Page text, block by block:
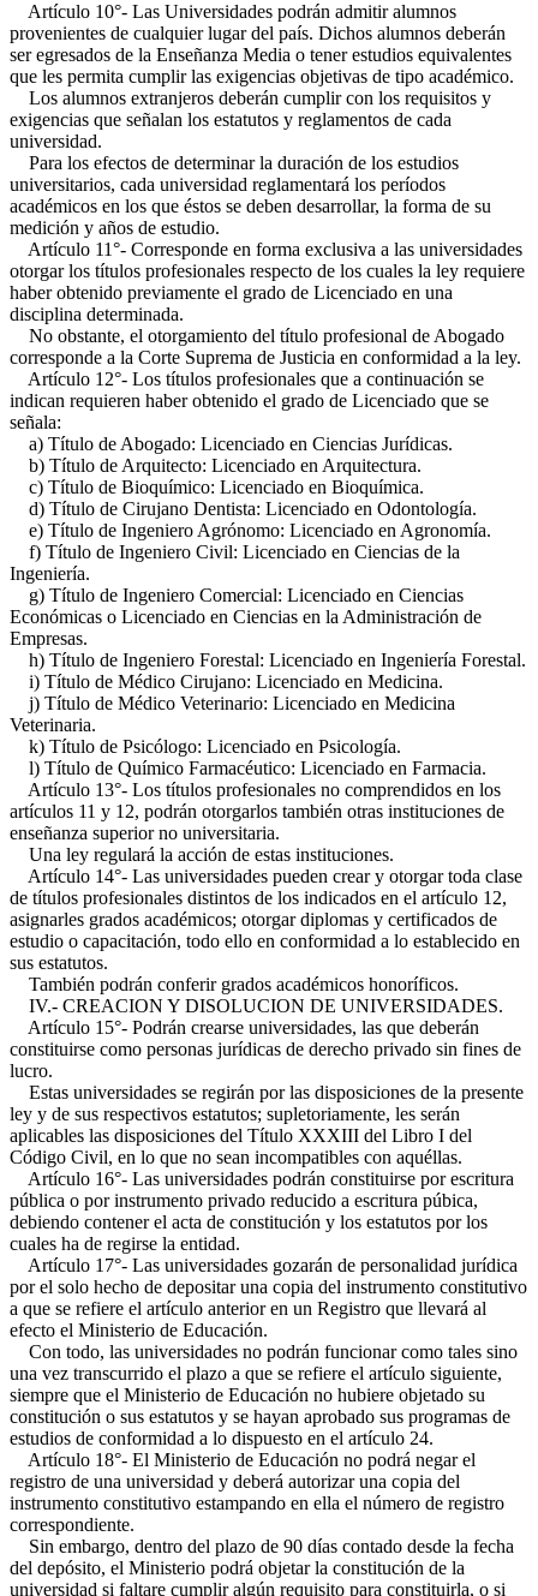
Artículo 10°- Las Universidades podrán admitir alumnos
provenientes de cualquier lugar del país. Dichos alumnos deberán
ser egresados de la Enseñanza Media o tener estudios equivalentes
que les permita cumplir las exigencias objetivas de tipo académico.
Los alumnos extranjeros deberán cumplir con los requisitos y
exigencias que señalan los estatutos y reglamentos de cada
universidad.
Para los efectos de determinar la duración de los estudios
universitarios, cada universidad reglamentará los períodos
académicos en los que éstos se deben desarrollar, la forma de su
medición y años de estudio.
Artículo 11°- Corresponde en forma exclusiva a las universidades
otorgar los títulos profesionales respecto de los cuales la ley requiere
haber obtenido previamente el grado de Licenciado en una
disciplina determinada.
No obstante, el otorgamiento del título profesional de Abogado
corresponde a la Corte Suprema de Justicia en conformidad a la ley.
Artículo 12°- Los títulos profesionales que a continuación se
indican requieren haber obtenido el grado de Licenciado que se
señala:
a) Título de Abogado: Licenciado en Ciencias Jurídicas.
b) Título de Arquitecto: Licenciado en Arquitectura.
c) Título de Bioquímico: Licenciado en Bioquímica.
d) Título de Cirujano Dentista: Licenciado en Odontología.
e) Título de Ingeniero Agrónomo: Licenciado en Agronomía.
f) Título de Ingeniero Civil: Licenciado en Ciencias de la
Ingeniería.
g) Título de Ingeniero Comercial: Licenciado en Ciencias
Económicas o Licenciado en Ciencias en la Administración de
Empresas.
h) Título de Ingeniero Forestal: Licenciado en Ingeniería Forestal.
i) Título de Médico Cirujano: Licenciado en Medicina.
j) Título de Médico Veterinario: Licenciado en Medicina
Veterinaria.
k) Título de Psicólogo: Licenciado en Psicología.
l) Título de Químico Farmacéutico: Licenciado en Farmacia.
Artículo 13°- Los títulos profesionales no comprendidos en los
artículos 11 y 12, podrán otorgarlos también otras instituciones de
enseñanza superior no universitaria.
Una ley regulará la acción de estas instituciones.
Artículo 14°- Las universidades pueden crear y otorgar toda clase
de títulos profesionales distintos de los indicados en el artículo 12,
asignarles grados académicos; otorgar diplomas y certificados de
estudio o capacitación, todo ello en conformidad a lo establecido en
sus estatutos.
También podrán conferir grados académicos honoríficos.
IV.- CREACION Y DISOLUCION DE UNIVERSIDADES.
Artículo 15°- Podrán crearse universidades, las que deberán
constituirse como personas jurídicas de derecho privado sin fines de
lucro.
Estas universidades se regirán por las disposiciones de la presente
ley y de sus respectivos estatutos; supletoriamente, les serán
aplicables las disposiciones del Título XXXIII del Libro I del
Código Civil, en lo que no sean incompatibles con aquéllas.
Artículo 16°- Las universidades podrán constituirse por escritura
pública o por instrumento privado reducido a escritura púbica,
debiendo contener el acta de constitución y los estatutos por los
cuales ha de regirse la entidad.
Artículo 17°- Las universidades gozarán de personalidad jurídica
por el solo hecho de depositar una copia del instrumento constitutivo
a que se refiere el artículo anterior en un Registro que llevará al
efecto el Ministerio de Educación.
Con todo, las universidades no podrán funcionar como tales sino
una vez transcurrido el plazo a que se refiere el artículo siguiente,
siempre que el Ministerio de Educación no hubiere objetado su
constitución o sus estatutos y se hayan aprobado sus programas de
estudios de conformidad a lo dispuesto en el artículo 24.
Artículo 18°- El Ministerio de Educación no podrá negar el
registro de una universidad y deberá autorizar una copia del
instrumento constitutivo estampando en ella el número de registro
correspondiente.
Sin embargo, dentro del plazo de 90 días contado desde la fecha
del depósito, el Ministerio podrá objetar la constitución de la
universidad si faltare cumplir algún requisito para constituirla, o si